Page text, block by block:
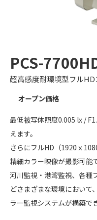
PCS-
超高感度耐環境型フル
オープン価格
最低被写体照度0.005 lx /
えます。
さらにフルHD（1920ｘ
精細カラー映像が撮影可能
河川監視・港湾監視、各種
どさまざまな環境において
ラー監視システムが構築で